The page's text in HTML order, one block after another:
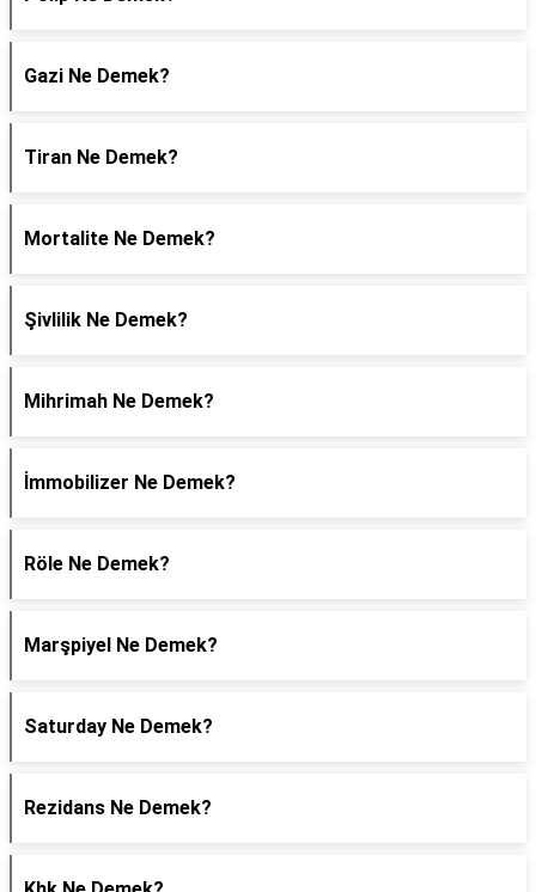
Gazi Ne Demek?
Tiran Ne Demek?
Mortalite Ne Demek?
Şivlilik Ne Demek?
Mihrimah Ne Demek?
İmmobilizer Ne Demek?
Röle Ne Demek?
Marşpiyel Ne Demek?
Saturday Ne Demek?
Rezidans Ne Demek?